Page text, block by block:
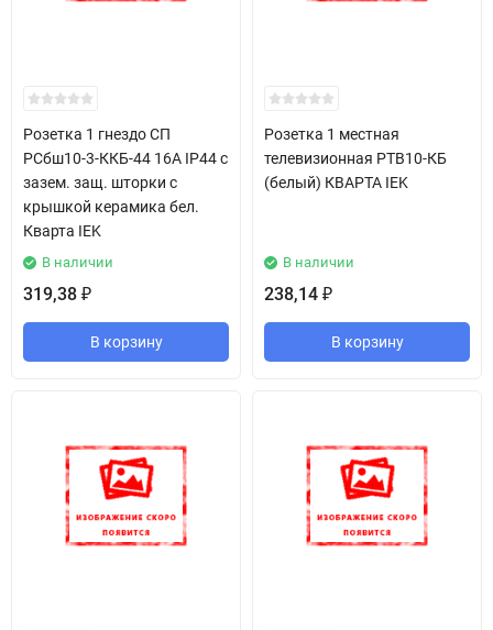
Розетка 1 гнездо СП
РСбш10-3-ККБ-44 16А IP44 с
зазем. защ. шторки с
крышкой керамика бел.
Кварта IEK
В наличии
319,38 ₽
В корзину
Розетка 1 местная
телевизионная РТВ10-КБ
(белый) КВАРТА IEK
В наличии
238,14 ₽
В корзину